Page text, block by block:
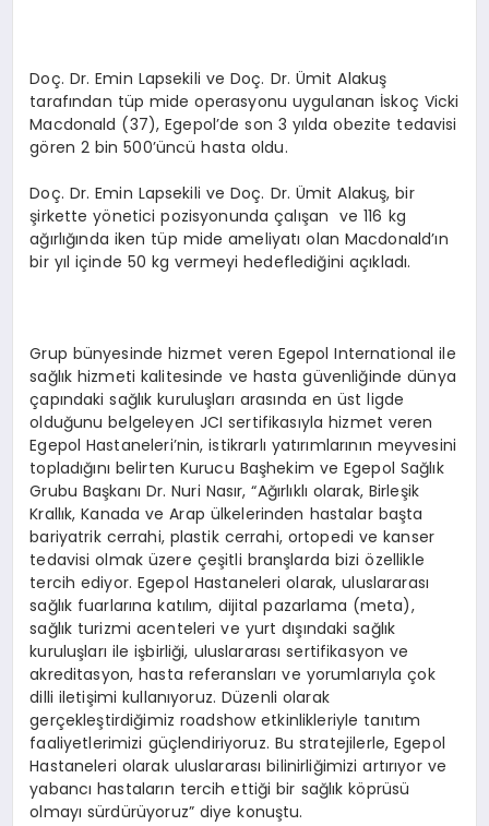
Doç. Dr. Emin Lapsekili ve Doç. Dr. Ümit Alakuş
tarafından tüp mide operasyonu uygulanan İskoç Vicki
Macdonald (37), Egepol’de son 3 yılda obezite tedavisi
gören 2 bin 500’üncü hasta oldu.
Doç. Dr. Emin Lapsekili ve Doç. Dr. Ümit Alakuş, bir
şirkette yönetici pozisyonunda çalışan ve 116 kg
ağırlığında iken tüp mide ameliyatı olan Macdonald’ın
bir yıl içinde 50 kg vermeyi hedeflediğini açıkladı.
Grup bünyesinde hizmet veren Egepol International ile
sağlık hizmeti kalitesinde ve hasta güvenliğinde dünya
çapındaki sağlık kuruluşları arasında en üst ligde
olduğunu belgeleyen JCI sertifikasıyla hizmet veren
Egepol Hastaneleri’nin, istikrarlı yatırımlarının meyvesini
topladığını belirten Kurucu Başhekim ve Egepol Sağlık
Grubu Başkanı Dr. Nuri Nasır, “Ağırlıklı olarak, Birleşik
Krallık, Kanada ve Arap ülkelerinden hastalar başta
bariyatrik cerrahi, plastik cerrahi, ortopedi ve kanser
tedavisi olmak üzere çeşitli branşlarda bizi özellikle
tercih ediyor. Egepol Hastaneleri olarak, uluslararası
sağlık fuarlarına katılım, dijital pazarlama (meta),
sağlık turizmi acenteleri ve yurt dışındaki sağlık
kuruluşları ile işbirliği, uluslararası sertifikasyon ve
akreditasyon, hasta referansları ve yorumlarıyla çok
dilli iletişimi kullanıyoruz. Düzenli olarak
gerçekleştirdiğimiz roadshow etkinlikleriyle tanıtım
faaliyetlerimizi güçlendiriyoruz. Bu stratejilerle, Egepol
Hastaneleri olarak uluslararası bilinirliğimizi artırıyor ve
yabancı hastaların tercih ettiği bir sağlık köprüsü
olmayı sürdürüyoruz” diye konuştu.